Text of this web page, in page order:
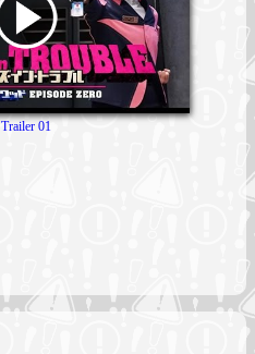
Trailer 01